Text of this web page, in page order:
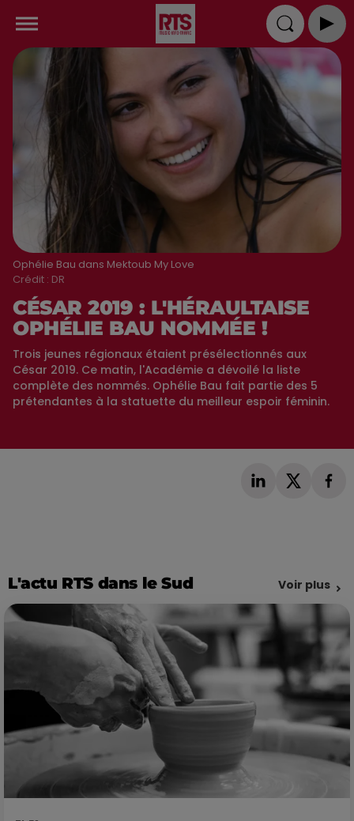
Ophélie Bau dans Mektoub My Love
Crédit : DR
CÉSAR 2019 : L'HÉRAULTAISE
OPHÉLIE BAU NOMMÉE !
Trois jeunes régionaux étaient présélectionnés aux
César 2019. Ce matin, l'Académie a dévoilé la liste
complète des nommés. Ophélie Bau fait partie des 5
prétendantes à la statuette du meilleur espoir féminin.
L'actu RTS dans le Sud Voir plus